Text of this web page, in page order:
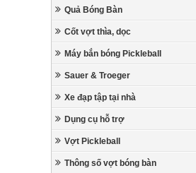
Quả Bóng Bàn
Cốt vợt thìa, dọc
Máy bắn bóng Pickleball
Sauer & Troeger
Xe đạp tập tại nhà
Dụng cụ hỗ trợ
Vợt Pickleball
Thông số vợt bóng bàn